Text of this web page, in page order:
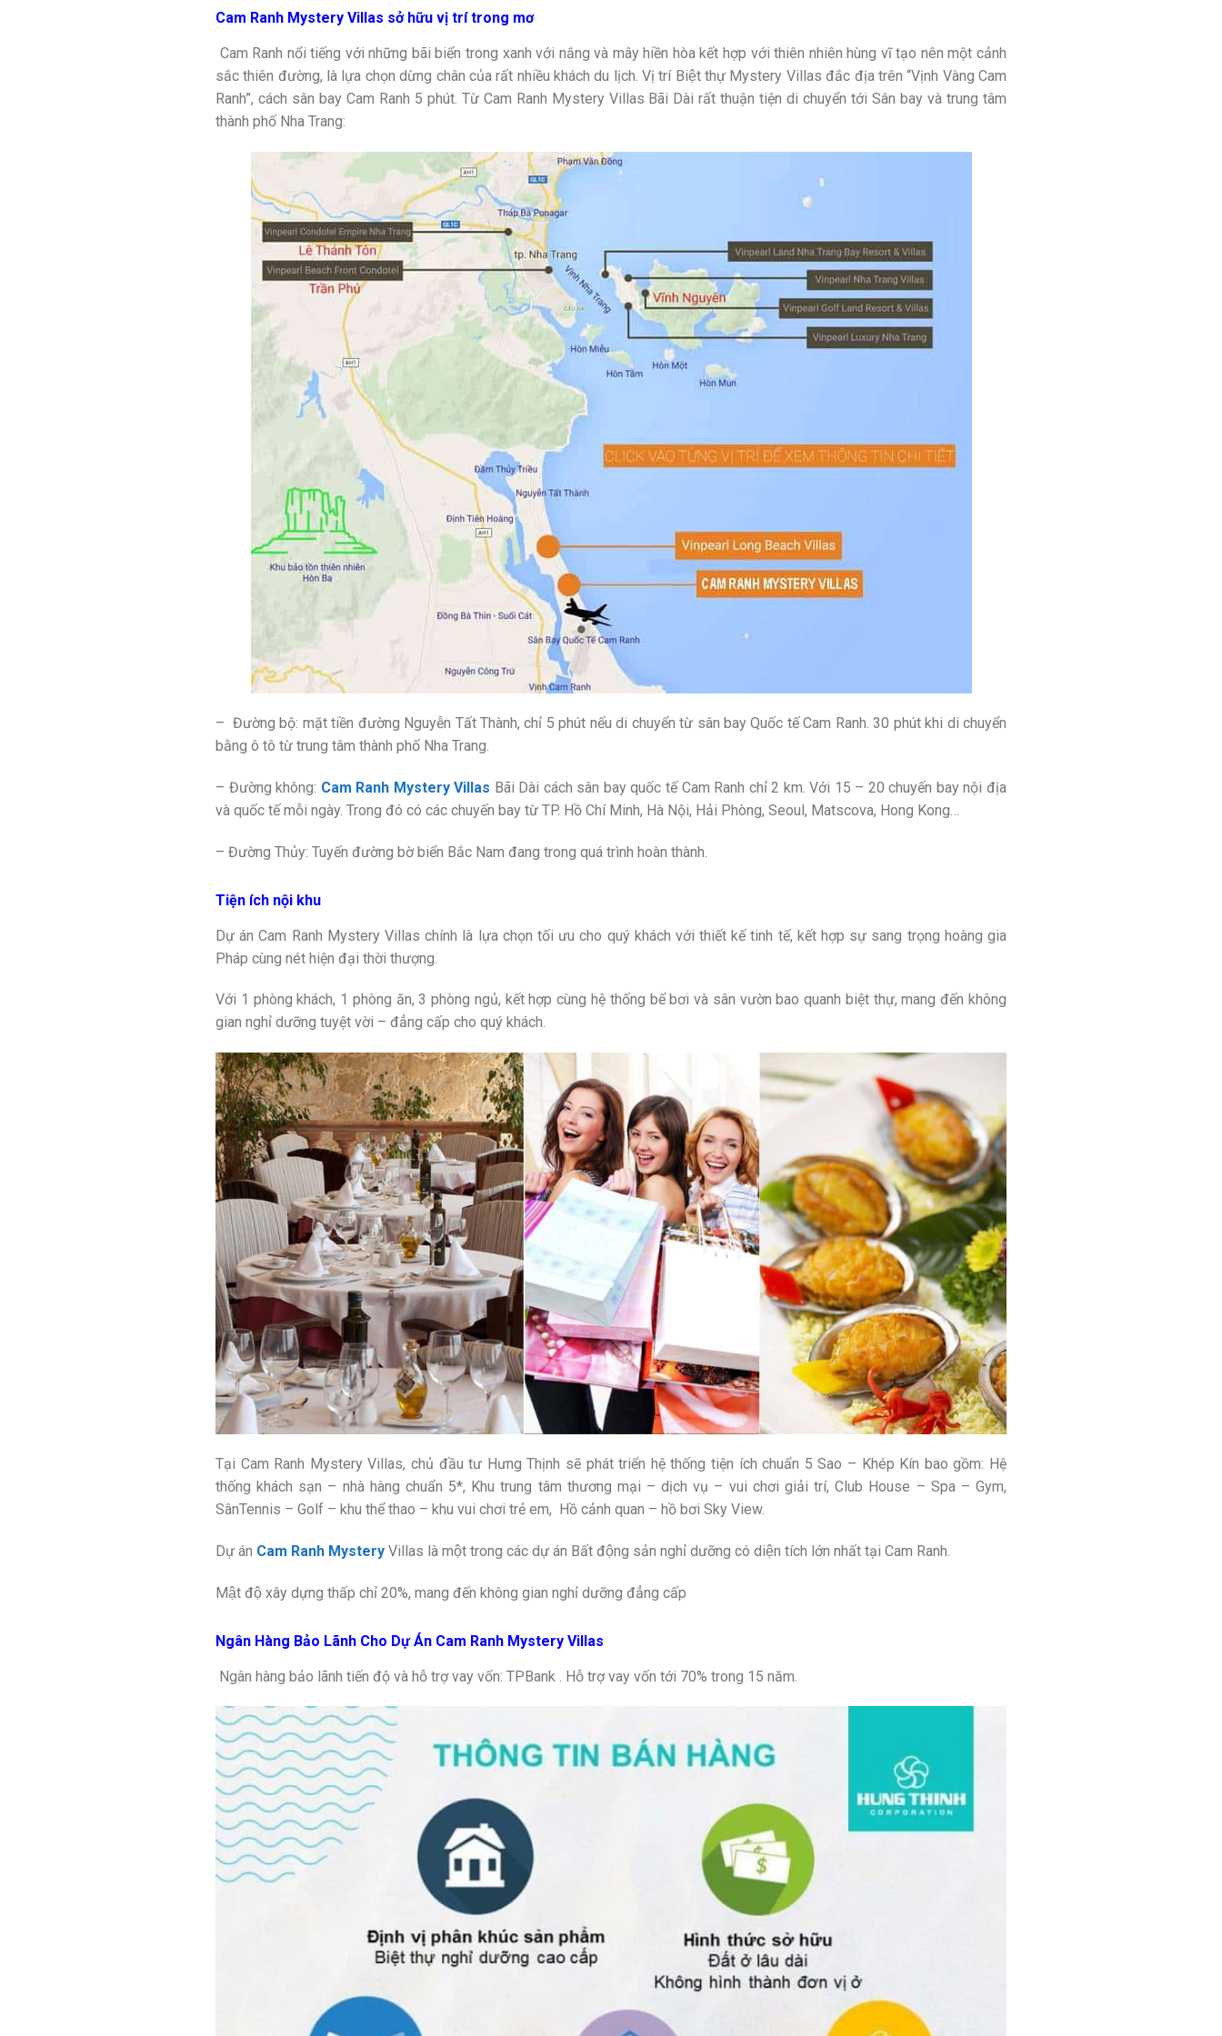
Cam Ranh Mystery Villas sở hữu vị trí trong mơ
Cam Ranh nổi tiếng với những bãi biển trong xanh với nắng và mây hiền hòa kết hợp với thiên nhiên hùng vĩ tạo nên một cảnh
sắc thiên đường, là lựa chọn dừng chân của rất nhiều khách du lịch. Vị trí Biệt thự Mystery Villas đắc địa trên “Vịnh Vàng Cam
Ranh”, cách sân bay Cam Ranh 5 phút. Từ Cam Ranh Mystery Villas Bãi Dài rất thuận tiện di chuyển tới Sân bay và trung tâm
thành phố Nha Trang:
– Đường bộ: mặt tiền đường Nguyễn Tất Thành, chỉ 5 phút nếu di chuyển từ sân bay Quốc tế Cam Ranh. 30 phút khi di chuyển
bằng ô tô từ trung tâm thành phố Nha Trang.
– Đường không: Cam Ranh Mystery Villas Bãi Dài cách sân bay quốc tế Cam Ranh chỉ 2 km. Với 15 – 20 chuyến bay nội địa
và quốc tế mỗi ngày. Trong đó có các chuyến bay từ TP. Hồ Chí Minh, Hà Nội, Hải Phòng, Seoul, Matscova, Hong Kong…
– Đường Thủy: Tuyến đường bờ biển Bắc Nam đang trong quá trình hoàn thành.
Tiện ích nội khu
Dự án Cam Ranh Mystery Villas chính là lựa chọn tối ưu cho quý khách với thiết kế tinh tế, kết hợp sự sang trọng hoàng gia
Pháp cùng nét hiện đại thời thượng.
Với 1 phòng khách, 1 phòng ăn, 3 phòng ngủ, kết hợp cùng hệ thống bể bơi và sân vườn bao quanh biệt thự, mang đến không
gian nghỉ dưỡng tuyệt vời – đẳng cấp cho quý khách.
Tại Cam Ranh Mystery Villas, chủ đầu tư Hưng Thịnh sẽ phát triển hệ thống tiện ích chuẩn 5 Sao – Khép Kín bao gồm: Hệ
thống khách sạn – nhà hàng chuẩn 5*, Khu trung tâm thương mại – dịch vụ – vui chơi giải trí, Club House – Spa – Gym,
SânTennis – Golf – khu thể thao – khu vui chơi trẻ em, Hồ cảnh quan – hồ bơi Sky View.
Dự án Cam Ranh Mystery Villas là một trong các dự án Bất động sản nghỉ dưỡng có diện tích lớn nhất tại Cam Ranh.
Mật độ xây dựng thấp chỉ 20%, mang đến không gian nghỉ dưỡng đẳng cấp
Ngân Hàng Bảo Lãnh Cho Dự Án Cam Ranh Mystery Villas
Ngân hàng bảo lãnh tiến độ và hỗ trợ vay vốn: TPBank . Hỗ trợ vay vốn tới 70% trong 15 năm.